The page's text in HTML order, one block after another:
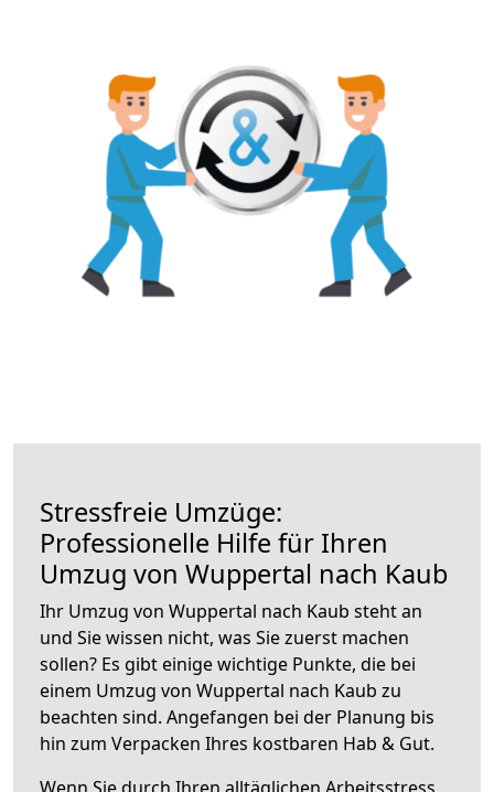
Stressfreie Umzüge:
Professionelle Hilfe für Ihren
Umzug von Wuppertal nach Kaub
Ihr Umzug von Wuppertal nach Kaub steht an
und Sie wissen nicht, was Sie zuerst machen
sollen? Es gibt einige wichtige Punkte, die bei
einem Umzug von Wuppertal nach Kaub zu
beachten sind. Angefangen bei der Planung bis
hin zum Verpacken Ihres kostbaren Hab & Gut.